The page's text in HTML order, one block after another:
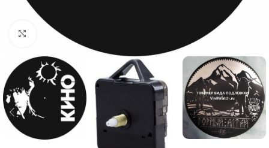
Нажмите, чтобы увеличить